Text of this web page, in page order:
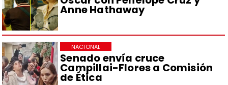
Anne Hathaway
Senado envía cruce
Campillai-Flores a Comisión
de Ética
NACIONAL